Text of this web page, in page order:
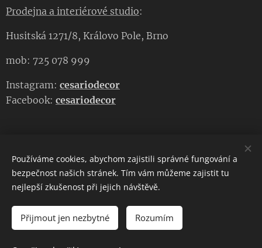
Prodejna a interiérové studio:
Husitská 1271/8, Královo Pole, Brno
mob: 725 078 999
Instagram: cesariodecor
Facebook: cesariodecor
CESARIO DECOR
Copyright 2023CESARIO DECOR. Všechna práva vyhrazena.
Cookies
Používáme cookies, abychom zajistili správné fungování a
bezpečnost našich stránek. Tím vám můžeme zajistit tu
nejlepší zkušenost při jejich návštěvě.
Přijmout jen nezbytné Rozumím